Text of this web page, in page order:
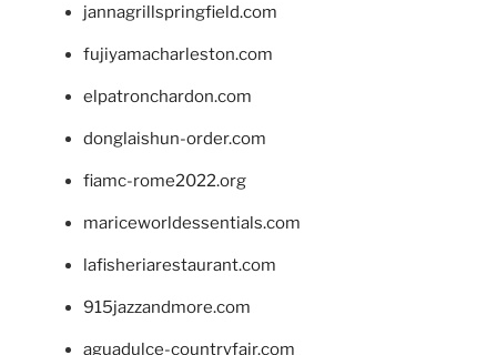
jannagrillspringfield.com
fujiyamacharleston.com
elpatronchardon.com
donglaishun-order.com
fiamc-rome2022.org
mariceworldessentials.com
lafisheriarestaurant.com
915jazzandmore.com
aguadulce-countryfair.com